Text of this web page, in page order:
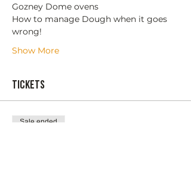
Gozney Dome ovens
How to manage Dough when it goes
wrong!
Show More
Tickets
Sale ended